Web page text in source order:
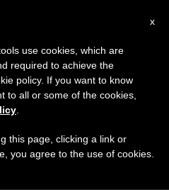
x
use cookies, which are
required to achieve the
policy. If you want to know
to all or some of the cookies,
this page, clicking a link or
you agree to the use of cookies.